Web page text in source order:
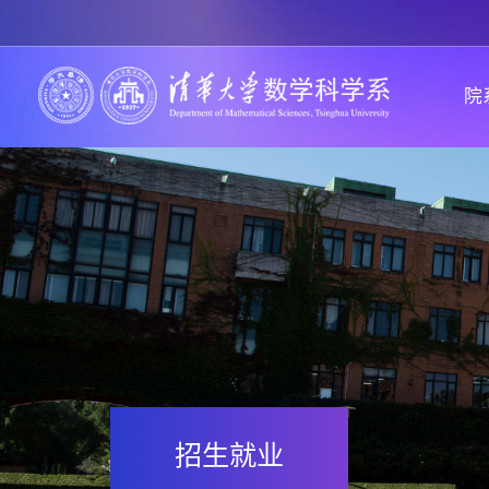
院
招生就业